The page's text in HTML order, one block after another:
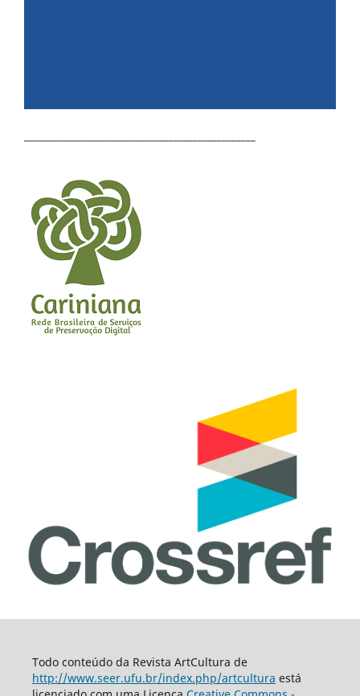
Todo conteúdo da Revista ArtCultura de
http://www.seer.ufu.br/index.php/artcultura está